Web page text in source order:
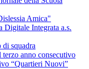
Amica"
Digitale Integrata a.s.
squadra
anno consecutivo
“Quartieri Nuovi”